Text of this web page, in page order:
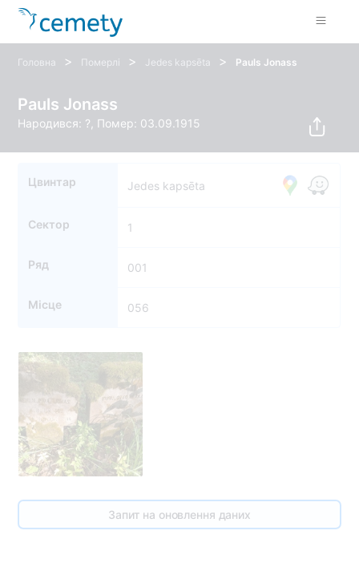
Головна > Померлі > Jedes kapsēta > Pauls Jonass
Pauls Jonass
Народився: ?, Помер: 03.09.1915
Цвинтар Jedes kapsēta
Сектор 1
Ряд 001
Місце 056
Запит на оновлення даних
55